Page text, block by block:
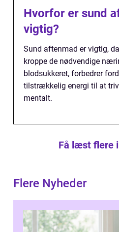
Hvorfor er sund
vigtig?
Sund aftenmad er vigtig,
kroppe de nødvendige
blodsukkeret, forbedrer
tilstrækkelig energi til at
mentalt.
Få læst flere
Flere Nyheder